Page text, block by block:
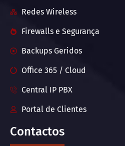
Redes Wireless
Firewalls e Segurança
Backups Geridos
Office 365 / Cloud
Central IP PBX
Portal de Clientes
Contactos